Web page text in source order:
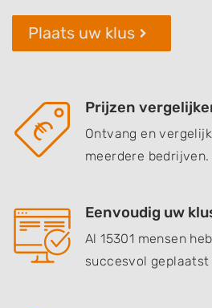
Plaats uw klus
Prijzen
Ontvang en
meerdere bedrijven.
Eenvoudig uw
Al 15301 mensen
succesvol geplaatst